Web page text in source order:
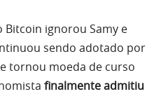
Bitcoin ignorou Samy e
sendo adotado por
tornou moeda de curso
finalmente admitiu